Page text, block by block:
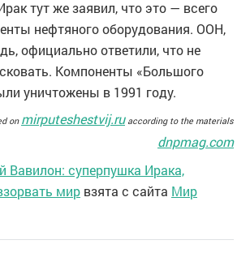
тут же заявил, что это — всего
нефтяного оборудования. ООН,
официально ответили, что не
Компоненты «Большого
уничтожены в 1991 году.
on mirputeshestvij.ruaccording to the materials
dnpmag.com
Вавилон: суперпушка Ирака,
мир взята с сайта Мир